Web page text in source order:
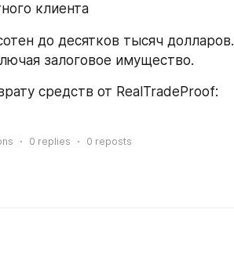
клиента
до десятков тысяч долларов.
залоговое имущество.
0 replies 0 reposts